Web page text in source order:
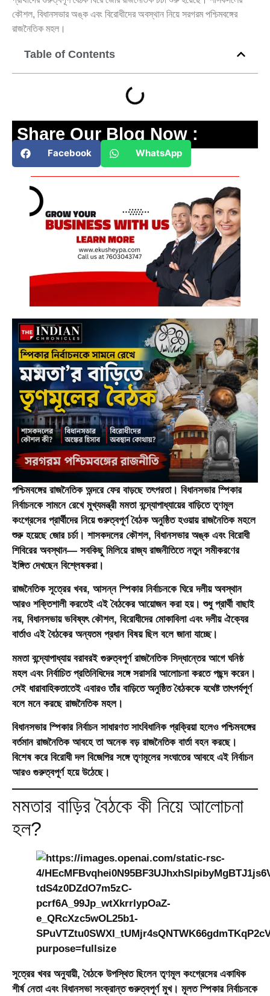
কৌশল, বিধানসভার অঙ্ক এবং বিরোধীদের অবস্থান নিয়ে সরগরম পশ্চিমবঙ্গের
রাজনৈতিক মহল।
Table of Contents
Share Our Blog Now :
Facebook WhatsApp
পশ্চিমবঙ্গের রাজনৈতিক অন্দরে ফের বাড়ছে তৎপরতা। বিধানসভার স্পিকার
নির্বাচনকে সামনে রেখে মুখ্যমন্ত্রী মমতা বন্দ্যোপাধ্যায়ের বাড়িতে তৃণমূল
কংগ্রেসের প্রার্থীদের নিয়ে গুরুত্বপূর্ণ বৈঠক অনুষ্ঠিত হওয়ায় রাজনৈতিক মহলে
শুরু হয়েছে জোর চর্চা। শাসকদলের কৌশল, বিধানসভার অঙ্ক এবং বিরোধী
শিবিরের অবস্থান— সবকিছু মিলিয়ে রাজ্য রাজনীতিতে নতুন সমীকরণের
ইঙ্গিত দেখছেন বিশ্লেষকরা।
রাজনৈতিক সূত্রের খবর, আসন্ন স্পিকার নির্বাচনকে ঘিরে দলীয় অবস্থান
আরও শক্তিশালী করতেই এই বৈঠকের আয়োজন করা হয়। শুধু প্রার্থী বাছাই
নয়, বিধানসভায় ভবিষ্যৎ কৌশল, বিরোধীদের মোকাবিলা এবং দলীয় ঐক্যের
বার্তাও এই বৈঠকের অন্যতম প্রধান বিষয় ছিল বলে জানা যাচ্ছে।
মমতা বন্দ্যোপাধ্যায় বরাবরই গুরুত্বপূর্ণ রাজনৈতিক সিদ্ধান্তের আগে ঘনিষ্ঠ
মহল এবং নির্বাচিত প্রতিনিধিদের সঙ্গে সরাসরি আলোচনা করতে পছন্দ করেন।
সেই ধারাবাহিকতাতেই এবারও তাঁর বাড়িতে অনুষ্ঠিত বৈঠককে যথেষ্ট তাৎপর্যপূর্ণ
বলে মনে করছে রাজনৈতিক মহল।
বিধানসভার স্পিকার নির্বাচন সাধারণত সাংবিধানিক প্রক্রিয়া হলেও পশ্চিমবঙ্গের
বর্তমান রাজনৈতিক আবহে তা অনেক বড় রাজনৈতিক বার্তা বহন করছে।
বিশেষ করে বিরোধী দল বিজেপির সঙ্গে তৃণমূলের সংঘাতের আবহে এই নির্বাচন
আরও গুরুত্বপূর্ণ হয়ে উঠেছে।
মমতার বাড়ির বৈঠকে কী নিয়ে আলোচনা
হল?
সূত্রের খবর অনুযায়ী, বৈঠকে উপস্থিত ছিলেন তৃণমূল কংগ্রেসের একাধিক
শীর্ষ নেতা এবং বিধানসভা সংক্রান্ত গুরুত্বপূর্ণ মুখ। মূলত স্পিকার নির্বাচনকে